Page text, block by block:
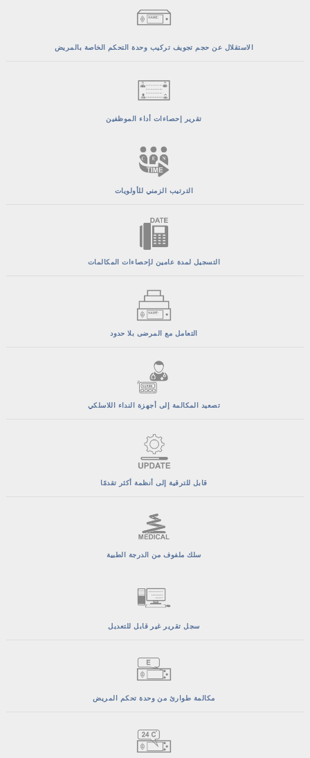
الاستقلال عن حجم تجويف تركيب وحدة التحكم الخاصة بالمريض
تقرير إحصاءات أداء الموظفين
الترتيب الزمني للأولويات
التسجيل لمدة عامين لإحصاءات المكالمات
التعامل مع المرضى بلا حدود
تصعيد المكالمة إلى أجهزة النداء اللاسلكي
قابل للترقية إلى أنظمة أكثر تقدمًا
سلك ملفوف من الدرجة الطبية
سجل تقرير غير قابل للتعديل
مكالمة طوارئ من وحدة تحكم المريض